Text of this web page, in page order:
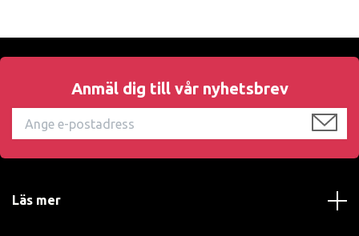
Anmäl dig till vår nyhetsbrev
Läs mer